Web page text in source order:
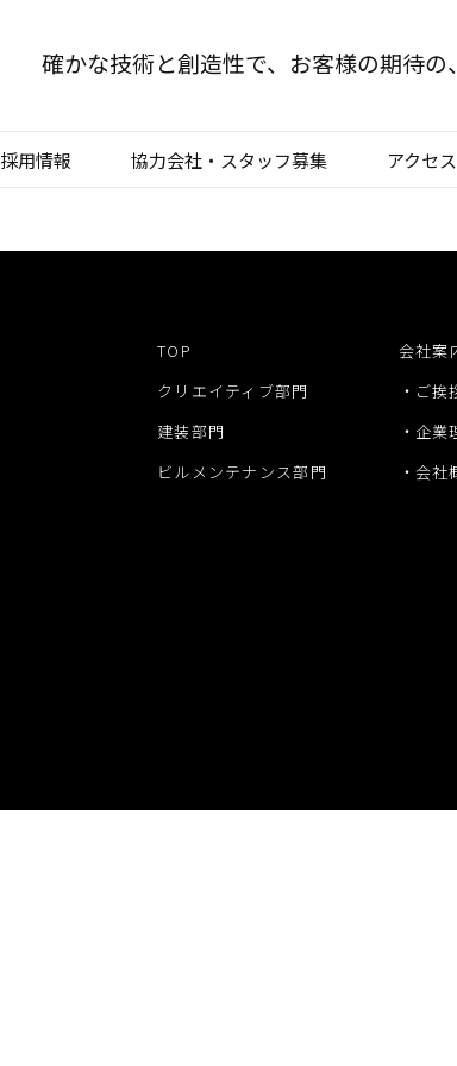
確かな技術と創造性で、 お客様の期待の
建装
ビ
採用情報 協力会社・スタッフ募集 アクセス
TOP
クリエイティブ部門
建装部門
ビルメンテナンス部門
会社案
ご挨
企業
会社